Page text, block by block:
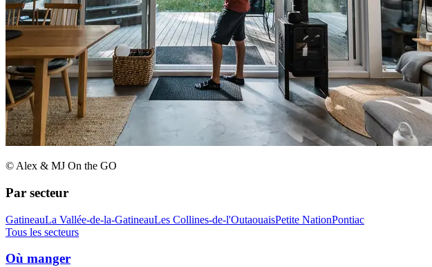
© Alex & MJ On the GO
Par secteur
GatineauLa Vallée-de-la-GatineauLes Collines-de-l'OutaouaisPetite NationPontiac
Tous les secteurs
Où manger